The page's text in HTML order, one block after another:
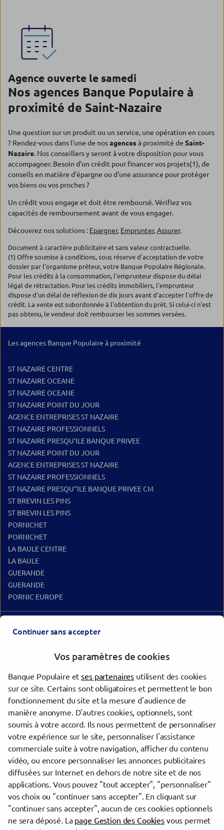
Agence ouverte le samedi
Nos agences Banque Populaire à
proximité de Saint-Nazaire
Une question sur un produit ou un service, une opération en cours
? Rendez-vous dans l'une de nosagencesà proximité de Saint-
Nazaire. Nos conseillers y seront à votre disposition pour vous
accompagner. Besoin d'un crédit pour financer vos projets(1), de
conseils en matière d'épargne ou d'une assurance pour protéger
vos biens ou vos proches ?
Un crédit vous engage et doit être remboursé. Vérifiez vos
capacités de remboursement avant de vous engager.
Découvrez nos solutions : Epargner, Emprunter,Assurer.
Document à caractère publicitaire et sans valeur contractuelle.
(1) Offre soumise à conditions, sous réserve d'acceptation de votre
dossier par l'organisme prêteur, votre Banque Populaire Régionale.
Pour les crédits à la consommation, l'emprunteur dispose du délai
légal de rétractation. Pour les crédits immobiliers, l'emprunteur
dispose d'un délai de réflexion de dix jours avant d'accepter l'offre de
crédit. La vente est subordonnée à l'obtention du prêt. Si celui-ci n'est
pas obtenu, le vendeur doit rembourser les sommes versées.
Les agences Banque Populaire à proximité
ST NAZAIRE CENTRE
ST NAZAIRE OCEANE
ST NAZAIRE OCEANE
ST NAZAIRE POINT DU JOUR
AGENCE ENTREPRISES ST NAZAIRE
ST NAZAIRE PROFESSIONNELS
ST NAZAIRE PRESQU'ILE BANQUE PRIVEE
ST NAZAIRE POINT DU JOUR
AGENCE ENTREPRISES ST NAZAIRE
ST NAZAIRE PROFESSIONNELS
ST NAZAIRE PRESQU''ILE BANQUE PRIVEE CM
ST BREVIN LES PINS
ST BREVIN LES PINS
PORNICHET
PORNICHET
LA BAULE CENTRE
LA BAULE
GUERANDE
GUERANDE
PORNIC EUROPE
Orvault
Bouguenais
La Chapelle-sur-Erdre
Nantes
Trouver une agence Banque Populaire
Loire-Atlantique
Saint-Nazaire
ST NAZAIRE CENTRE CM
evermaps ©
Continuer sans accepter
Vos paramètres de cookies
Banque Populaire etses partenaires utilisent des cookies
sur ce site. Certains sont obligatoires et permettent le bon
fonctionnement du site et la mesure d'audience de
manière anonyme. D'autres cookies, optionnels, sont
soumis à votre accord. Ils nous permettent de personnaliser
votre expérience sur le site, personnaliser l'assistance
commerciale suite à votre navigation, afficher du contenu
vidéo, ou encore personnaliser les annonces publicitaires
diffusées sur Internet en dehors de notre site et de nos
applications. Vous pouvez "tout accepter", "personnaliser"
vos choix ou "continuer sans accepter". En cliquant sur
"continuer sans accepter", aucun de ces cookies optionnels
ne sera déposé. La page Gestion des Cookiesvous permet